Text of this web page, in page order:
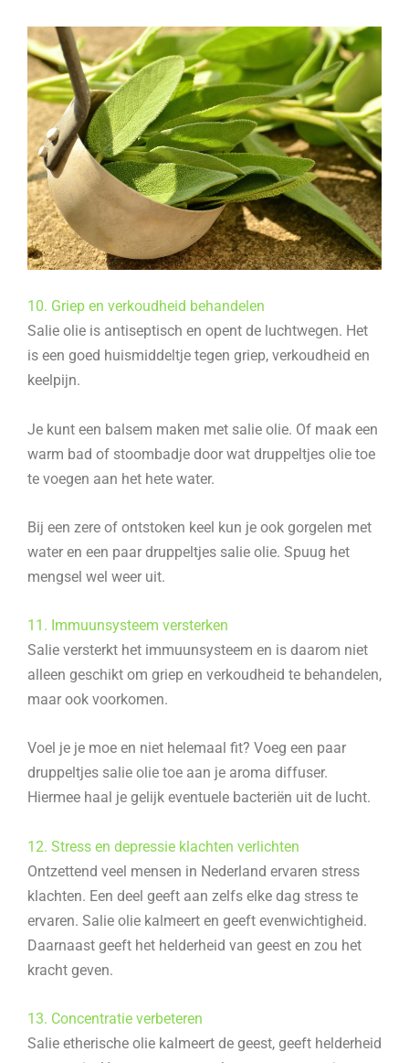
10. Griep en verkoudheid behandelen
Salie olie is antiseptisch en opent de luchtwegen. Het
is een goed huismiddeltje tegen griep, verkoudheid en
keelpijn.
Je kunt een balsem maken met salie olie. Of maak een
warm bad of stoombadje door wat druppeltjes olie toe
te voegen aan het hete water.
Bij een zere of ontstoken keel kun je ook gorgelen met
water en een paar druppeltjes salie olie. Spuug het
mengsel wel weer uit.
11. Immuunsysteem versterken
Salie versterkt het immuunsysteem en is daarom niet
alleen geschikt om griep en verkoudheid te behandelen,
maar ook voorkomen.
Voel je je moe en niet helemaal fit? Voeg een paar
druppeltjes salie olie toe aan je aroma diffuser.
Hiermee haal je gelijk eventuele bacteriën uit de lucht.
12. Stress en depressie klachten verlichten
Ontzettend veel mensen in Nederland ervaren stress
klachten. Een deel geeft aan zelfs elke dag stress te
ervaren. Salie olie kalmeert en geeft evenwichtigheid.
Daarnaast geeft het helderheid van geest en zou het
kracht geven.
13. Concentratie verbeteren
Salie etherische olie kalmeert de geest, geeft helderheid